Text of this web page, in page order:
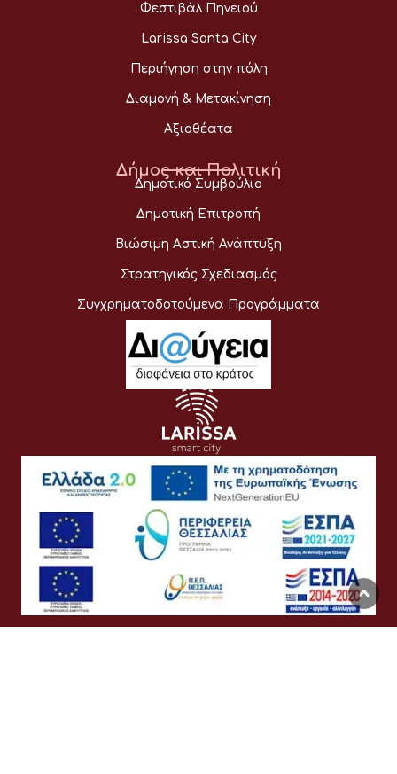
Φεστιβάλ Πηνειού
Larissa Santa City
Περιήγηση στην πόλη
Διαμονή & Μετακίνηση
Αξιοθέατα
Δήμος και Πολιτική
Δημοτικό Συμβούλιο
Δημοτική Επιτροπή
Βιώσιμη Αστική Ανάπτυξη
Στρατηγικός Σχεδιασμός
Συγχρηματοδοτούμενα Προγράμματα